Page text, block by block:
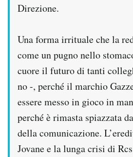
Direzione.
Una forma irrituale che la
come un pugno nello
cuore il futuro di tanti
no -, perché il marchio
essere messo in gioco in
perché è rimasta spiazzata
della comunicazione.
Jovane e la lunga crisi di